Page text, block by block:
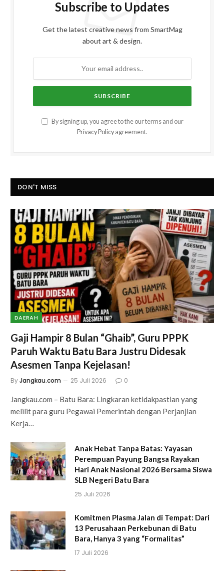
Subscribe to Updates
Get the latest creative news from SmartMag
about art & design.
By signing up, you agree to the our terms and our
Privacy Policy agreement.
DON'T MISS
DAERAH
Gaji Hampir 8 Bulan “Ghaib”, Guru PPPK
Paruh Waktu Batu Bara Justru Didesak
Asesmen Tanpa Kejelasan!
ByJangkau.com 25 Juli 2026 0
Jangkau.com – Batu Bara: Lingkaran ketidakpastian yang
melilit para guru Pegawai Pemerintah dengan Perjanjian
Kerja…
Anak Hebat Tanpa Batas: Yayasan
Perempuan Payung Bangsa Rayakan
Hari Anak Nasional 2026 Bersama Siswa
SLB Negeri Batu Bara
25 Juli 2026
Komitmen Plasma Jalan di Tempat: Dari
13 Perusahaan Perkebunan di Batu
Bara, Hanya 3 yang “Formalitas”
17 Juli 2026